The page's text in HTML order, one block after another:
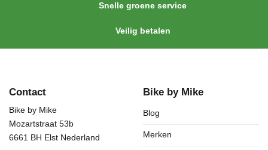
Snelle groene service
Veilig betalen
Contact
Bike by Mike
Mozartstraat 53b
6661 BH Elst Nederland
Bike by Mike
Blog
Merken